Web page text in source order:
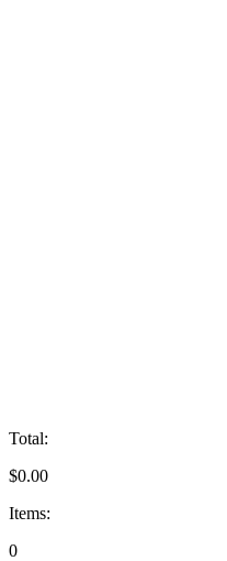
Total:
$0.00
Items:
0